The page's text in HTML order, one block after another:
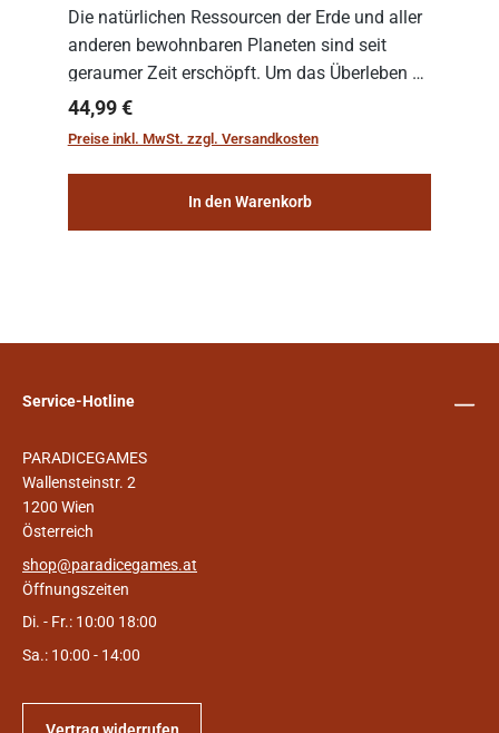
Die natürlichen Ressourcen der Erde und aller
anderen bewohnbaren Planeten sind seit
geraumer Zeit erschöpft. Um das Überleben zu
sichern, wurden die sogenannten
„Weltenschiffe“ gebaut. Auf diesen
Regulärer Preis:
44,99 €
Preise inkl. MwSt. zzgl. Versandkosten
In den Warenkorb
Service-Hotline
PARADICEGAMES
Wallensteinstr. 2
1200 Wien
Österreich
shop@paradicegames.at
Öffnungszeiten
Di. - Fr.: 10:00 18:00
Sa.: 10:00 - 14:00